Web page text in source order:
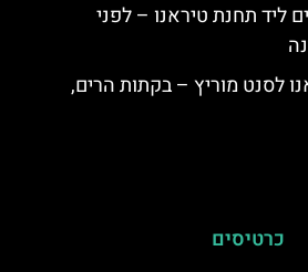
ליד תחנת טיראנו – לפני
לסנט מוריץ – בקתות הרים,
כרטיסים